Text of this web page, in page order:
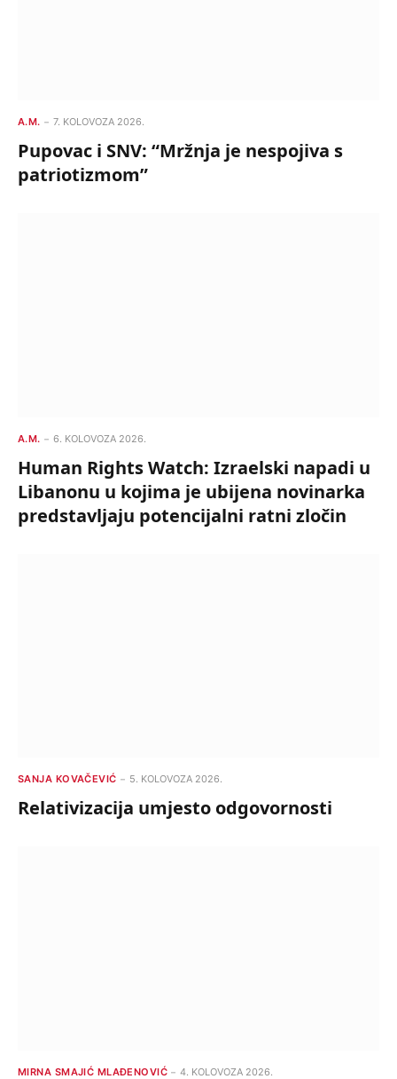
A.M. 7. KOLOVOZA 2026.
Pupovac i SNV: “Mržnja je nespojiva s
patriotizmom”
A.M. 6. KOLOVOZA 2026.
Human Rights Watch: Izraelski napadi u
Libanonu u kojima je ubijena novinarka
predstavljaju potencijalni ratni zločin
SANJA KOVAČEVIĆ 5. KOLOVOZA 2026.
Relativizacija umjesto odgovornosti
MIRNA SMAJIĆ MLAĐENOVIĆ 4. KOLOVOZA 2026.